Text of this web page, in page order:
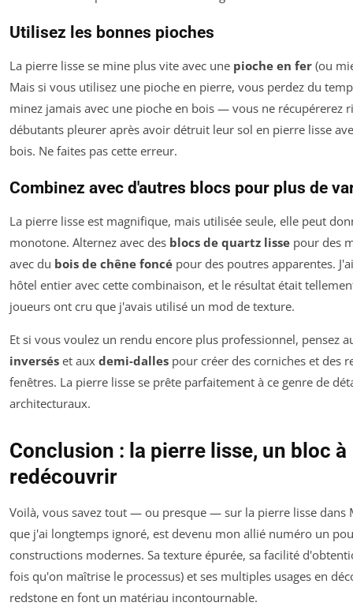
Utilisez les bonnes pioches
La pierre lisse se mine plus vite avec une pioche en fer (ou
Mais si vous utilisez une pioche en pierre, vous perdez du
minez jamais avec une pioche en bois — vous ne récupérerez
débutants pleurer après avoir détruit leur sol en pierre lisse
bois. Ne faites pas cette erreur.
Combinez avec d'autres blocs pour plus de
La pierre lisse est magnifique, mais utilisée seule, elle peut
monotone. Alternez avec des blocs de quartz lisse pour des
avec du bois de chêne foncé pour des poutres apparentes.
hôtel entier avec cette combinaison, et le résultat était
joueurs ont cru que j'avais utilisé un mod de texture.
Et si vous voulez un rendu encore plus professionnel, pensez
inversés et aux demi-dalles pour créer des corniches et des
fenêtres. La pierre lisse se prête parfaitement à ce genre de
architecturaux.
Conclusion : la pierre lisse, un bloc à
redécouvrir
Voilà, vous savez tout — ou presque — sur la pierre lisse dans
que j'ai longtemps ignoré, est devenu mon allié numéro un
constructions modernes. Sa texture épurée, sa facilité
fois qu'on maîtrise le processus) et ses multiples usages en
redstone en font un matériau incontournable.